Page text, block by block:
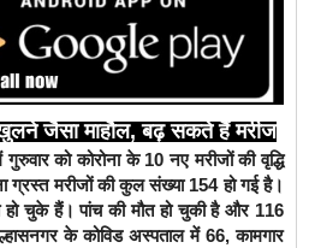
जैसा माहौल, बढ़ सकते हैं मरीज
को कोरोना के 10 नए मरीजों की वृद्धि
ग्रस्त मरीजों की कुल संख्या 154 हो गई है।
चुके हैं। पांच की मौत हो चुकी है और 116
के कोविड अस्पताल में 66, कामगार